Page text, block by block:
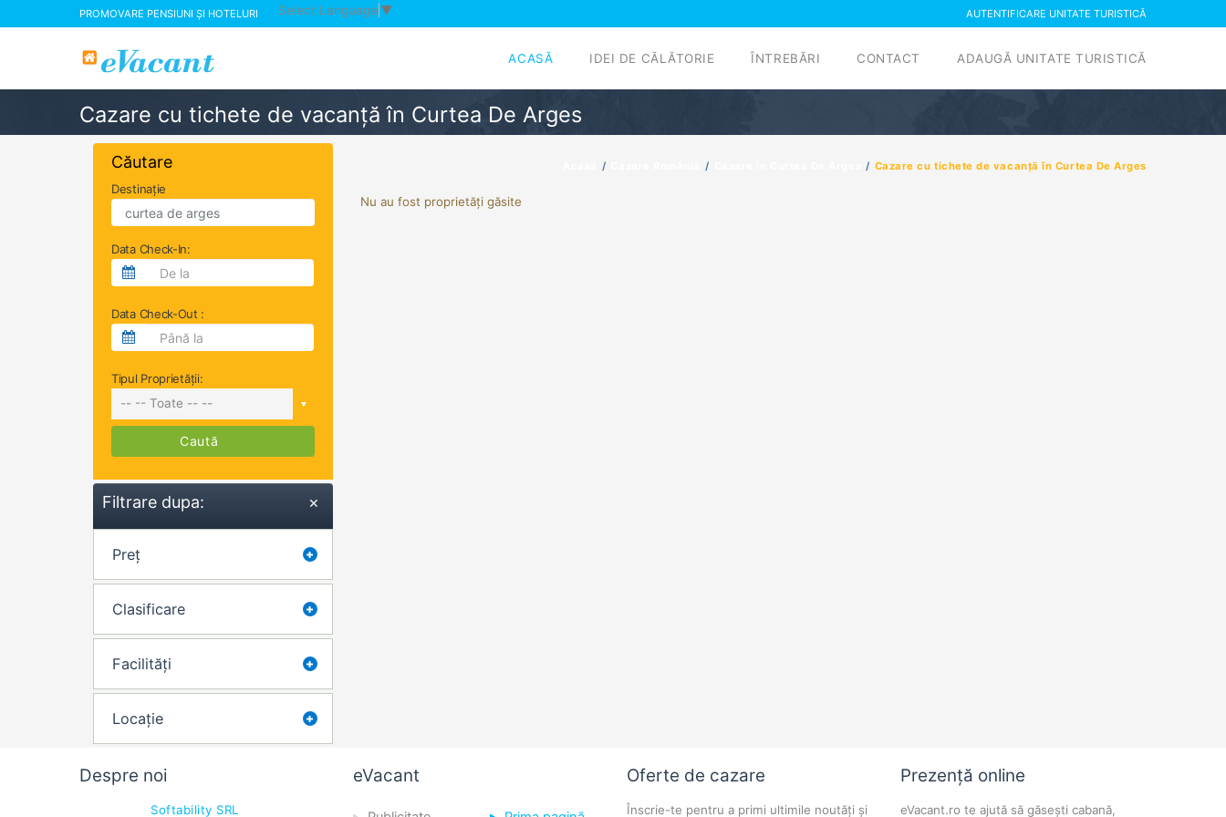
PROMOVARE PENSIUNI ȘI HOTELURI Select Language ▼ AUTENTIFICARE UNITATE TURISTICĂ
ACASĂ IDEI DE CĂLĂTORIE ÎNTREBĂRI CONTACT ADAUGĂ UNITATE TURISTICĂ
Cazare cu tichete de vacanță în Curtea De Arges
Cazare cu tichete de vacanță în Curtea De Arges
Căutare
Destinație
Data Check-In:
Data Check-Out :
Tipul Proprietății:
-- -- Toate -- --
Caută
Filtrare dupa: ×
Preț
Clasificare
Facilități
Locație
Nu au fost proprietăți găsite
Despre noi
Softability SRL
eVacant Oferte de cazare
Înscrie-te pentru a primi ultimile noutăți și
Prezență online
eVacant.ro te ajută să găsești cabană,